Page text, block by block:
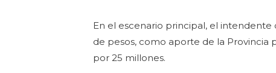
En el escenario principal, el
de pesos, como aporte de la Provincia
por 25 millones.